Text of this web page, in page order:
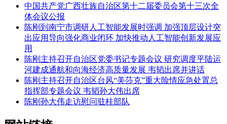
中国共产党广西壮族自治区第十二届委员会第十三次全
体会议公报
陈刚到南宁市调研人工智能发展时强调 加强顶层设计突
出应用导向强化商业闭环 加快推动人工智能创新发展应
用
陈刚主持召开自治区党委书记专题会议 研究调度平陆运
河建成通航和向海经济高质量发展 韦韬出席并讲话
陈刚主持召开自治区台风“美莎克”重大险情应急处置总
指挥部专题会议 韦韬孙大伟出席
陈刚孙大伟走访慰问驻桂部队